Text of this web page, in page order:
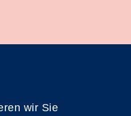
wir Sie